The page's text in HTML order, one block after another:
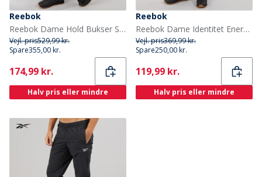
Reebok
Reebok Dame Hold Bukser Sort
Vejl. pris529,99 kr.
Spare355,00 kr.
Current
174,99 kr.
Halv pris eller mindre
Reebok
Reebok Dame Identitet Energi Mærke Stolte Joggers Sort
Vejl. pris369,99 kr.
Spare250,00 kr.
Current
119,99 kr.
Halv pris eller mindre